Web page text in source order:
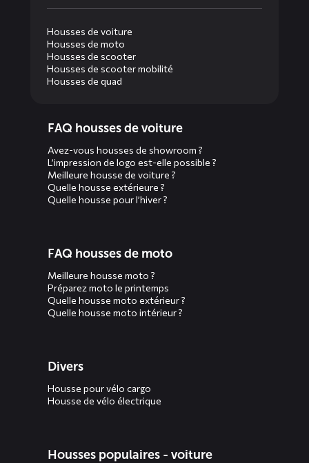
Housses de voiture
Housses de moto
Housses de scooter
Housses de scooter mobilité
Housses de quad
menusFAQ housses de voiture
Avez-vous housses de showroom ?
L’impression de logo est-elle possible ?
Meilleure housse de voiture ?
Quelle housse extérieure ?
Quelle housse pour l’hiver ?
FAQ housses de moto
Meilleure housse moto ?
Préparez moto le printemps
Quelle housse moto extérieur ?
Quelle housse moto intérieur ?
Divers
Housse pour vélo cargo
Housse de vélo électrique
Housses populaires - voiture